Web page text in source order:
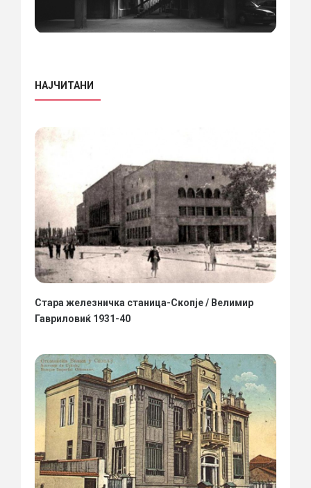
НАЈЧИТАНИ
Стара железничка станица-Скопје / Велимир
Гавриловиќ 1931-40